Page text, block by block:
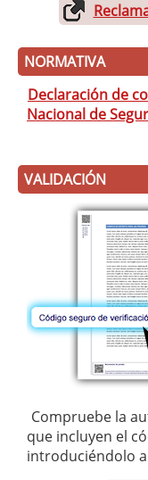
NORMATIVA
Declaración de
Nacional de
VALIDACIÓN
Compruebe la
que incluyen el
introduciéndolo